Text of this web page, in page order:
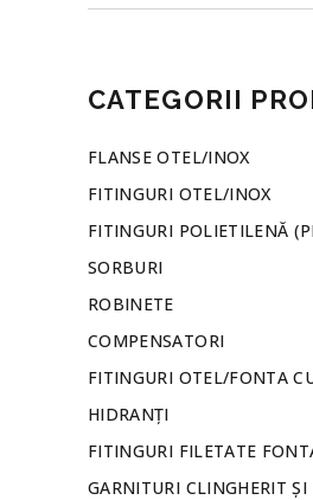
CATEGORII
FLANSE OTEL/INOX
FITINGURI OTEL/INOX
FITINGURI POLIETILENĂ
SORBURI
ROBINETE
COMPENSATORI
FITINGURI OTEL/FONTA
HIDRANȚI
FITINGURI FILETATE
GARNITURI CLINGHERIT ȘI